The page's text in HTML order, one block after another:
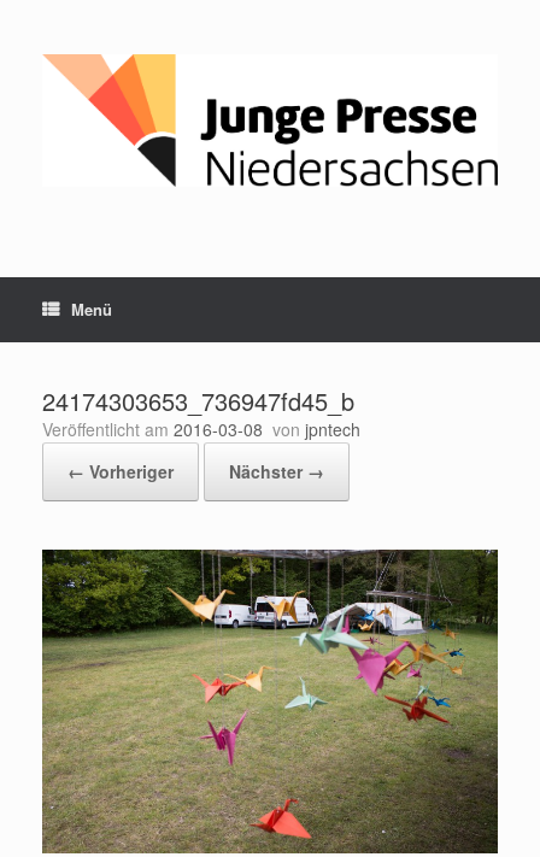
springen
Menü
24174303653_736947fd45_b
Veröffentlicht am 2016-03-08 von jpntech
← Vorheriger
Nächster →